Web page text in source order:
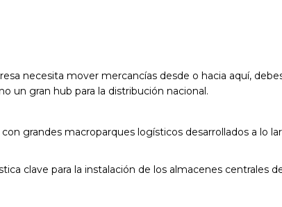
necesita mover mercancías desde o hacia aquí,
un gran hub para la distribución nacional.
grandes macroparques logísticos desarrollados a lo
clave para la instalación de los almacenes centrales